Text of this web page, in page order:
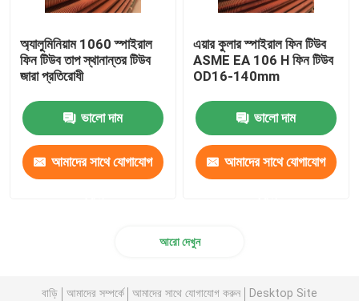
অ্যালুমিনিয়াম 1060 স্পাইরাল
ফিন টিউব তাপ স্থানান্তর টিউব
জারা প্রতিরোধী
ভালো দাম
আমাদের সাথে যোগাযোগ
এয়ার কুলার স্পাইরাল ফিন টিউব
ASME EA 106 H ফিন টিউব
OD16-140mm
ভালো দাম
আমাদের সাথে যোগাযোগ
আরো দেখুন
বাড়ি আমাদের সম্পর্কে আমাদের সাথে যোগাযোগ করুন Desktop Site